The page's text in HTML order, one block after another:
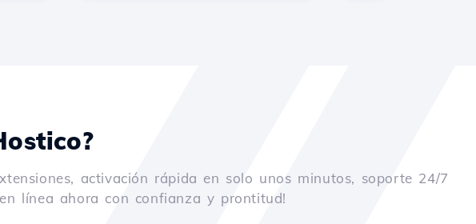
activación rápida en solo unos minutos, soporte 24/7
línea ahora con confianza y prontitud!